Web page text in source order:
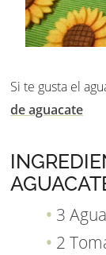
Si te gusta el
de aguacate
3
2